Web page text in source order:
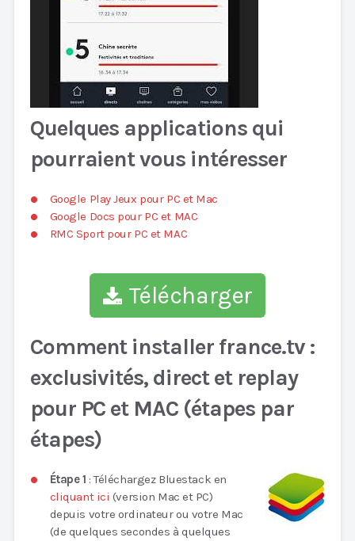
Quelques applications qui
pourraient vous intéresser
Google Play Jeux pour PC et Mac
Google Docs pour PC et MAC
RMC Sport pour PC et MAC
Télécharger
Comment installer france.tv :
exclusivités, direct et replay
pour PC et MAC (étapes par
étapes)
Étape 1 : Téléchargez Bluestack en
cliquant ici (version Mac et PC)
depuis votre ordinateur ou votre Mac
(de quelques secondes à quelques